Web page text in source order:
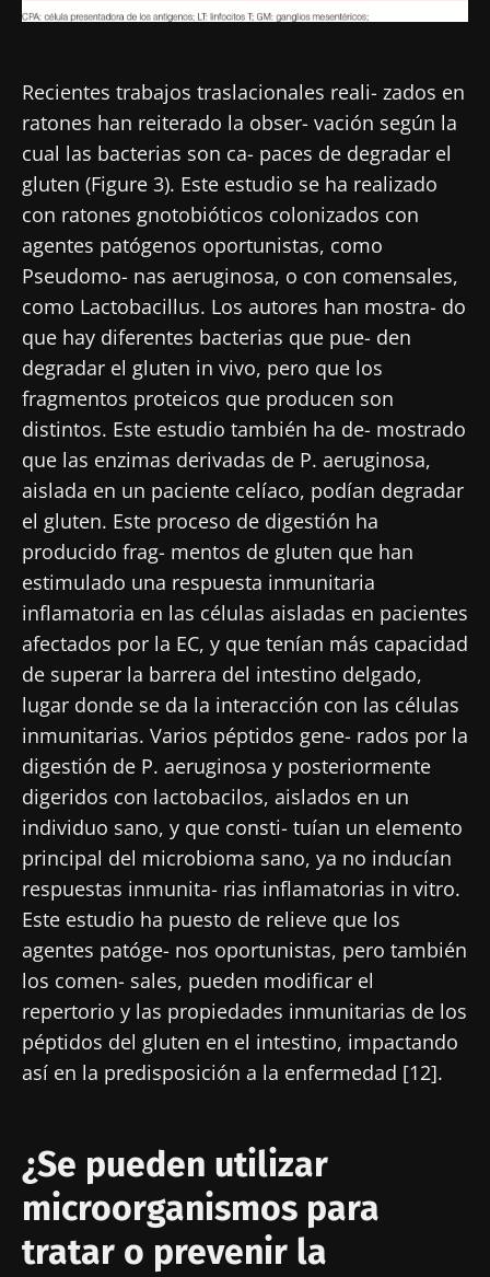
Recientes trabajos traslacionales reali- zados en
ratones han reiterado la obser- vación según la
cual las bacterias son ca- paces de degradar el
gluten (Figure 3). Este estudio se ha realizado
con ratones gnotobióticos colonizados con
agentes patógenos oportunistas, como
Pseudomo- nas aeruginosa, o con comensales,
como Lactobacillus. Los autores han mostra- do
que hay diferentes bacterias que pue- den
degradar el gluten in vivo, pero que los
fragmentos proteicos que producen son
distintos. Este estudio también ha de- mostrado
que las enzimas derivadas de P. aeruginosa,
aislada en un paciente celíaco, podían degradar
el gluten. Este proceso de digestión ha
producido frag- mentos de gluten que han
estimulado una respuesta inmunitaria
inflamatoria en las células aisladas en pacientes
afectados por la EC, y que tenían más capacidad
de superar la barrera del intestino delgado,
lugar donde se da la interacción con las células
inmunitarias. Varios péptidos gene- rados por la
digestión de P. aeruginosa y posteriormente
digeridos con lactobacilos, aislados en un
individuo sano, y que consti- tuían un elemento
principal del microbioma sano, ya no inducían
respuestas inmunita- rias inflamatorias in vitro.
Este estudio ha puesto de relieve que los
agentes patóge- nos oportunistas, pero también
los comen- sales, pueden modificar el
repertorio y las propiedades inmunitarias de los
péptidos del gluten en el intestino, impactando
así en la predisposición a la enfermedad [12].
¿Se pueden utilizar
microorganismos para
tratar o prevenir la
artículo
colorrectal?
artículo
artículo